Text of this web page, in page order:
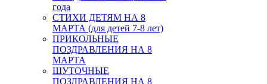
года
СТИХИ ДЕТЯМ НА 8
МАРТА (для детей 7-8 лет)
ПРИКОЛЬНЫЕ
ПОЗДРАВЛЕНИЯ НА 8
МАРТА
ШУТОЧНЫЕ
ПОЗДРАВЛЕНИЯ НА 8